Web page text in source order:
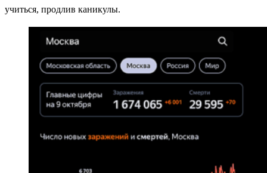
учиться, продлив каникулы.